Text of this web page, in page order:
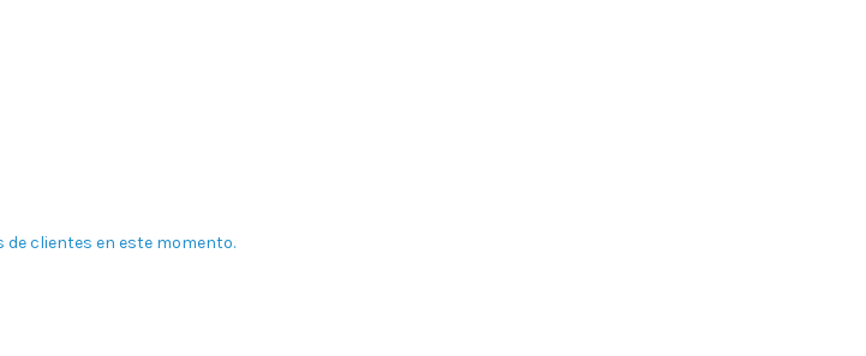
de clientes en este momento.